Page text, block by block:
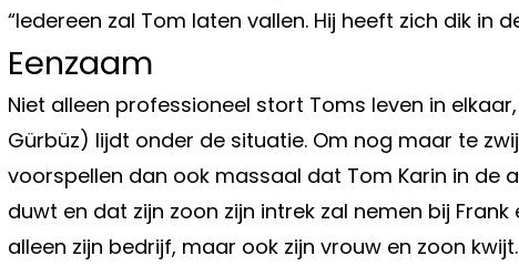
“Iedereen zal Tom laten vallen. Hij heeft zich dik in
Eenzaam
Niet alleen professioneel stort Toms leven in
Gürbüz) lijdt onder de situatie. Om nog maar te
voorspellen dan ook massaal dat Tom Karin in de
duwt en dat zijn zoon zijn intrek zal nemen bij Frank
alleen zijn bedrijf, maar ook zijn vrouw en zoon